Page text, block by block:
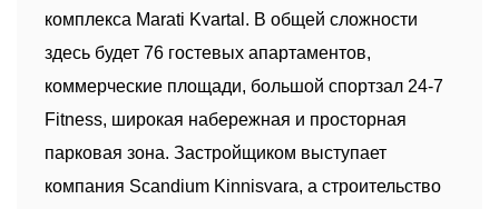
комплекса Marati Kvartal. В общей сложности
здесь будет 76 гостевых апартаментов,
коммерческие площади, большой спортзал 24-7
Fitness, широкая набережная и просторная
парковая зона. Застройщиком выступает
компания Scandium Kinnisvara, а строительство